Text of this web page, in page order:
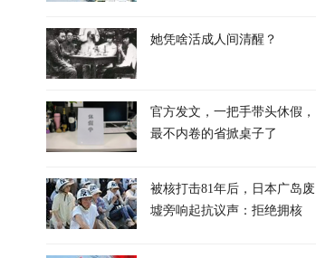
她凭啥活成人间清醒？
官方发文，一把手带头休假，
最不内卷的省掀桌子了
被核打击81年后，日本广岛废
墟旁响起抗议声：拒绝拥核